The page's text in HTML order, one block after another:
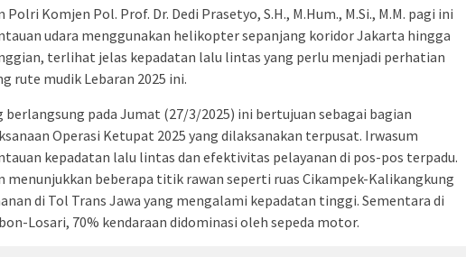
Komjen Pol. Prof. Dr. Dedi Prasetyo, S.H., M.Hum., M.Si., M.M. pagi ini
udara menggunakan helikopter sepanjang koridor Jakarta hingga
terlihat jelas kepadatan lalu lintas yang perlu menjadi perhatian
rute mudik Lebaran 2025 ini.
berlangsung pada Jumat (27/3/2025) ini bertujuan sebagai bagian
Operasi Ketupat 2025 yang dilaksanakan terpusat. Irwasum
kepadatan lalu lintas dan efektivitas pelayanan di pos-pos terpadu.
menunjukkan beberapa titik rawan seperti ruas Cikampek-Kalikangkung
di Tol Trans Jawa yang mengalami kepadatan tinggi. Sementara di
Losari, 70% kendaraan didominasi oleh sepeda motor.